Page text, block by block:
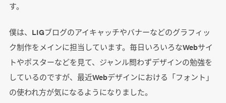
す。
僕は、LIGブログのアイキャッチやバナーなどのグラフィッ
ク制作をメインに担当しています。毎日いろいろなWebサイ
トやポスターなどを見て、ジャンル問わずデザインの勉強を
しているのですが、最近Webデザインにおける「フォント」
の使われ方が気になるようになりました。